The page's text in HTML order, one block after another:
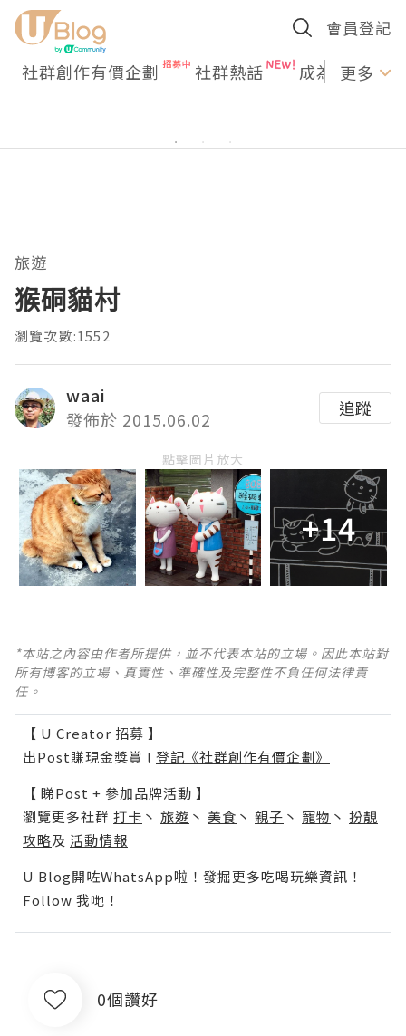
會員登記
社群創作有價企劃 社群熱話 成為U更多
旅遊
猴硐貓村
瀏覽次數:1552
waai
發佈於 2015.06.02
追蹤
點擊圖片放大
+14
*本站之內容由作者所提供，並不代表本站的立場。因此本站對
所有博客的立場、真實性、準確性及完整性不負任何法律責
任。
【 U Creator 招募 】
出Post賺現金獎賞 l 登記《社群創作有價企劃》
【 睇Post + 參加品牌活動 】
瀏覽更多社群 打卡 丶 旅遊 丶 美食 丶 親子 丶 寵物 丶 扮靚
攻略及 活動情報
U Blog開咗WhatsApp啦！發掘更多吃喝玩樂資訊！
Follow 我哋 ！
0個讚好